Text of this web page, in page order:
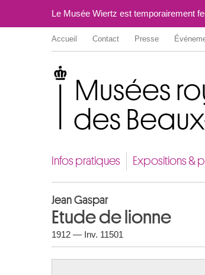
Le Musée Wiertz est temporairement
Accueil Contact Presse
Infos pratiques Expositions &
Jean Gaspar
Etude de lionne
1912 — Inv. 11501